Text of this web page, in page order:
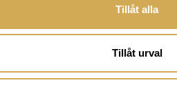
Tillåt alla
Tillåt urval